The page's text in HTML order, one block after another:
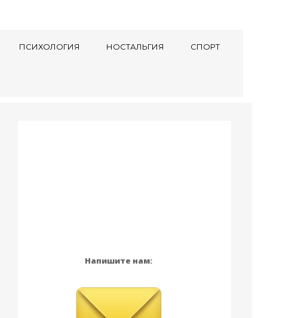
ПСИХОЛОГИЯ НОСТАЛЬГИЯ СПОРТ
Напишите нам: